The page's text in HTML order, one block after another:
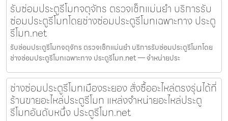
รับซ่อมประตูรีโมทจตุจักร ตรวจเช็กแม่นยำ บริการรับ
ซ่อมประตูรีโมทโดยช่างซ่อมประตูรีโมทเฉพาะทาง ประตู
รีโมท.net
รับซ่อมประตูรีโมทจตุจักร ตรวจเช็กแม่นยำ บริการรับซ่อมประตูรีโมทโดย
ช่างซ่อมประตูรีโมทเฉพาะทาง ประตูรีโมท.net — จำหน่ายประ
ช่างซ่อมประตูรีโมทเมืองระยอง สั่งซื้ออะไหล่ตรงรุ่นได้ที่
ร้านขายอะไหล่ประตูรีโมท แหล่งจำหน่ายอะไหล่ประตู
รีโมทอันดับหนึ่ง ประตูรีโมท.net